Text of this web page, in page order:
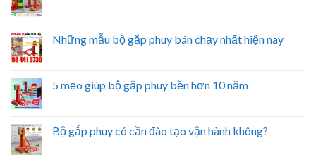
Những mẫu bộ gắp phuy bán chạy nhất hiện nay
5 mẹo giúp bộ gắp phuy bền hơn 10 năm
Bộ gắp phuy có cần đào tạo vận hành không?